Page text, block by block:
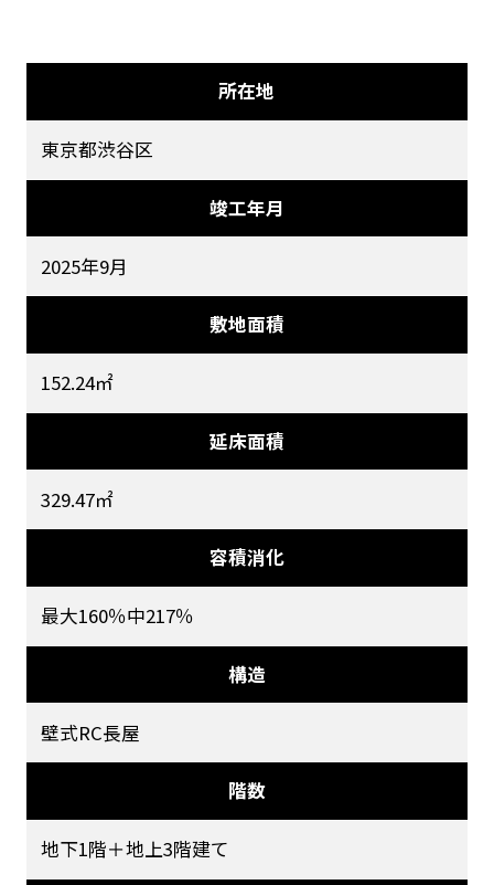
所在地
東京都渋谷区
竣工年月
2025年9月
敷地面積
152.24㎡
延床面積
329.47㎡
容積消化
最大160％中217％
構造
壁式RC長屋
階数
地下1階＋地上3階建て